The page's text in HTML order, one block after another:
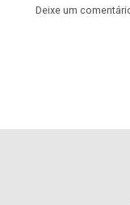
Deixe um